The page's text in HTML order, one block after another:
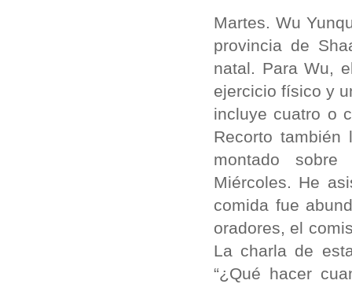
Martes. Wu
provincia de
natal. Para Wu,
ejercicio físico y
incluye cuatro o
Recorto
montado sobre
Miércoles. He
comida fue
oradores, el
La charla de
“¿Qué hacer